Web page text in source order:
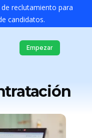
reclutamiento para
candidatos.
Empezar